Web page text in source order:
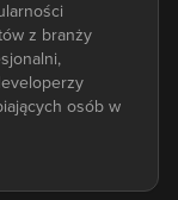
z branży
osób w
ważne
towarzyszące